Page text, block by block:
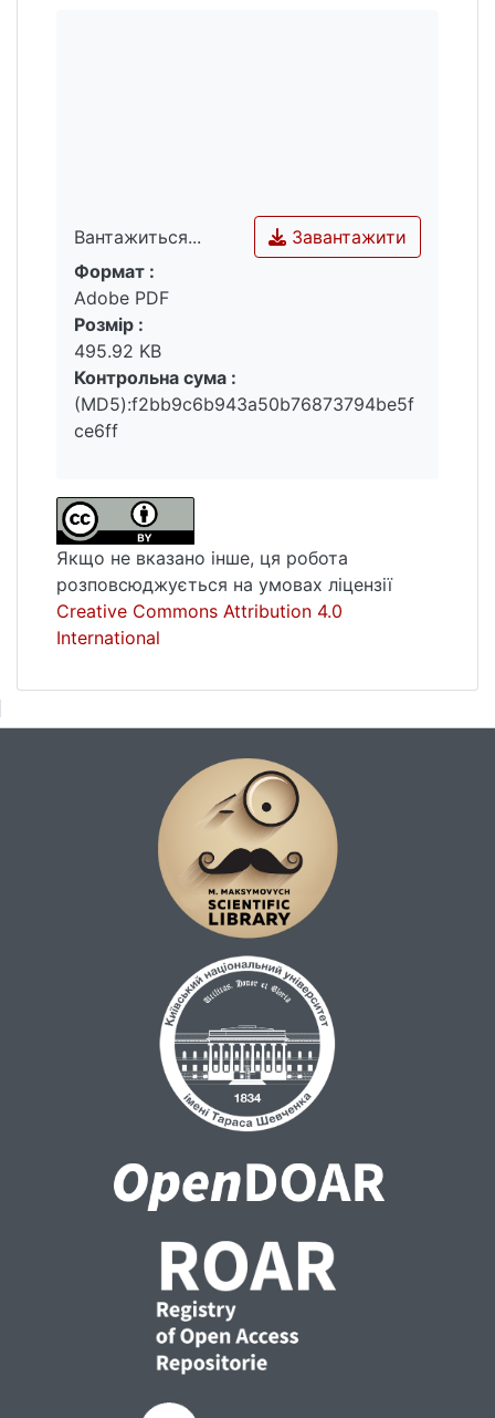
Вантажиться...
Вантажиться...
Завантажити
Формат :
Adobe PDF
Розмір :
495.92 KB
Контрольна сума :
(MD5):f2bb9c6b943a50b76873794be5f
ce6ff
Якщо не вказано інше, ця робота
розповсюджується на умовах ліцензії
Creative Commons Attribution 4.0
International